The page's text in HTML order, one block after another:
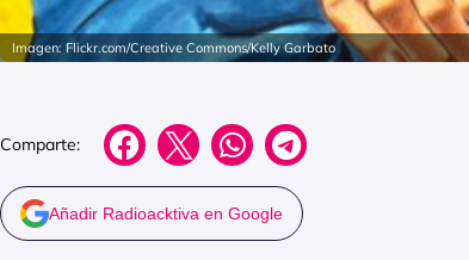
Imagen: Flickr.com/Creative Commons/Kelly Garbato
Comparte:
Añadir Radioacktiva en Google